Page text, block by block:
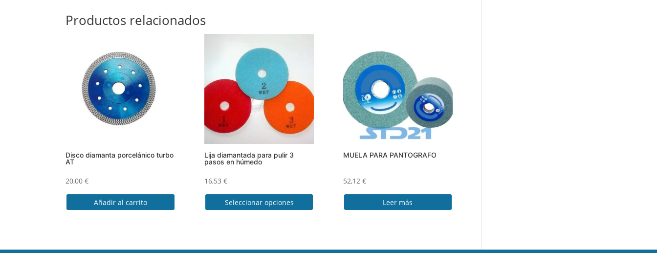
Productos relacionados
Disco diamanta porcelánico turbo
AT
20,00€
Añadir al carrito
Lija diamantada para pulir 3
pasos en húmedo
16,53 €
Seleccionar opciones
múltiples
MUELA PARA PANTOGRAFO
52,12 €
Leer más